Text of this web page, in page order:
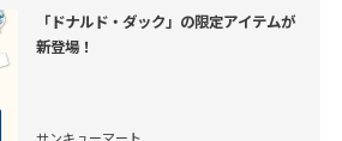
「ドナルド・ダック」の限定アイテムが
新登場！